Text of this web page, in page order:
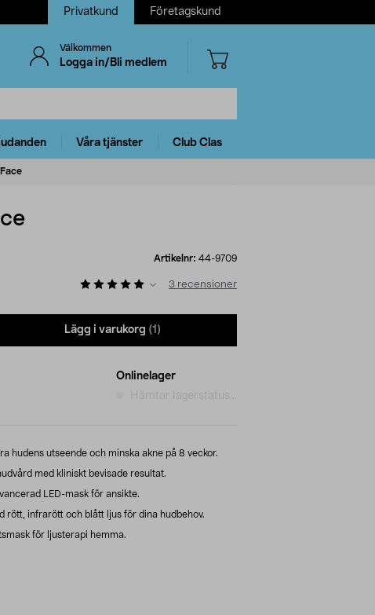
Privatkund Företagskund
Välkommen
Logga in/Bli medlem
Våra tjänster Club Clas
Artikelnr: 44-9709
3 recensioner
Lägg i varukorg (1)
Onlinelager
hudens utseende och minska akne på 8 veckor.
med kliniskt bevisade resultat.
LED-mask för ansikte.
rött, infrarött och blått ljus för dina hudbehov.
för ljusterapi hemma.